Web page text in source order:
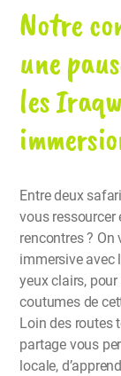
Notre
une
les
Entre deux
vous ressourcer
rencontres ? On
immersive avec
yeux clairs,
coutumes de
Loin des routes
partage vous
locale,